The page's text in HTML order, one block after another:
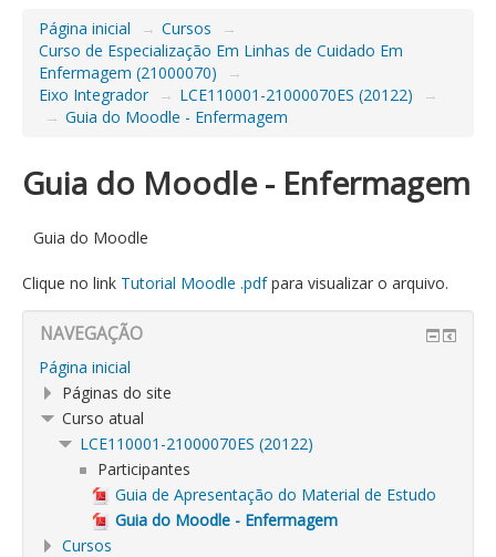
Página inicial → Cursos
→
Curso de Especialização Em Linhas de Cuidado Em
Enfermagem (21000070)
→
Eixo Integrador
→ LCE110001-21000070ES (20122)
→
→ Guia do Moodle - Enfermagem
Guia do Moodle - Enfermagem
Guia do Moodle
Clique no link Tutorial Moodle .pdfpara visualizar o arquivo.
NAVEGAÇÃO
Página inicial
Páginas do site
Curso atual
LCE110001-21000070ES (20122)
Participantes
Guia de Apresentação do Material de Estudo
Guia do Moodle - Enfermagem
Cursos